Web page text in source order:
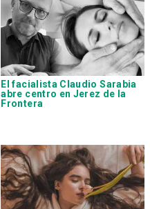
El facialista Claudio Sarabia
abre centro en Jerez de la
Frontera